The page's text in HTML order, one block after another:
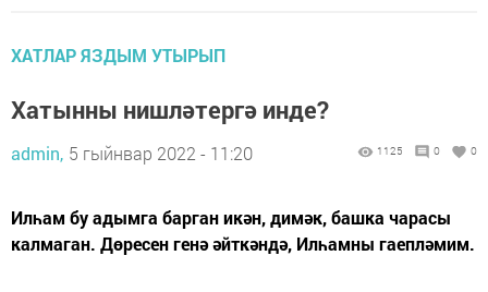
ХАТЛАР ЯЗДЫМ УТЫРЫП
Хатынны нишләтергә инде?
admin, 5 гыйнвар 2022 - 11:20 1125 0 0
Илһам бу адымга барган икән, димәк, башка чарасы
калмаган. Дөресен генә әйткәндә, Илһамны гаепләмим.